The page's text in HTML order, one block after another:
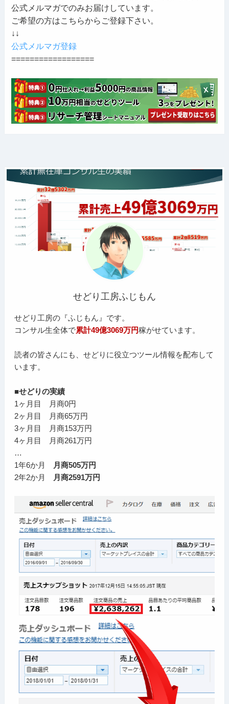
公式メルマガでのみお届けしています。
ご希望の方はこちらからご登録下さい。
↓↓
公式メルマガ登録
==================
せどり工房ふじもん
せどり工房の『ふじもん』です。
コンサル生全体で累計49億3069万円稼がせています。
読者の皆さんにも、せどりに役立つツール情報を配布して
います。
■せどりの実績
1ヶ月目 月商0円
2ヶ月目 月商65万円
3ヶ月目 月商153万円
4ヶ月目 月商261万円
…
1年6か月
月商505万円
2年2か月
月商2591万円